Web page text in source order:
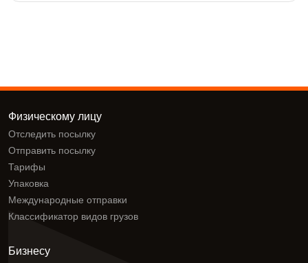
Физическому лицу
Отследить посылку
Отправить посылку
Тарифы
Упаковка
Международные отправки
Классификатор видов грузов
Бизнесу